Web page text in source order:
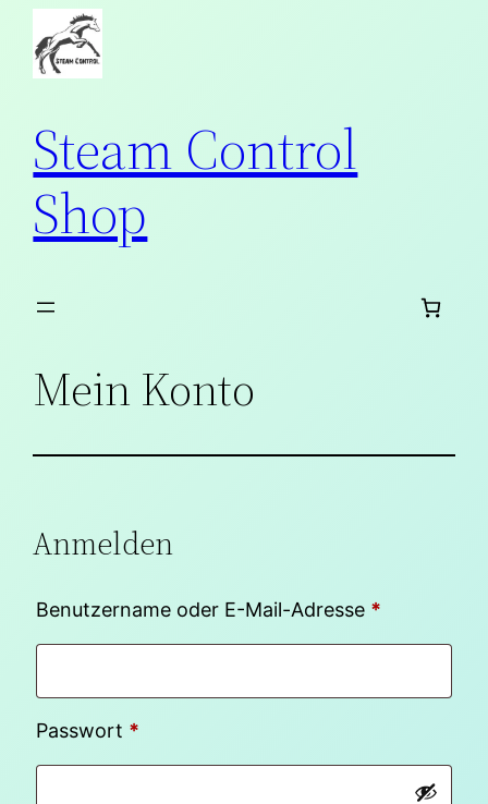
Inhalt
springen
Steam Control
Shop
Mein Konto
Anmelden
Benutzername oder E-Mail-Adresse *
Passwort *